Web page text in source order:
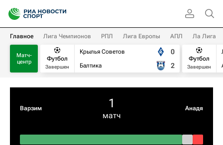
Главное Лига Чемпионов РПЛ Лига Европы АПЛ Ла Лига
Матч-
центр
Футбол
Завершен
Крылья Советов
Балтика
0
2
Футбол
Завершен
Варзим 1
матч
Анадя